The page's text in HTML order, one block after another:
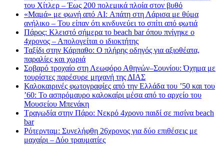
του Χίτλερ – Έως 200 πολεμικά πλοία στον βυθό
«Μαμά» με φωνή από AI: Απάτη στη Λάρισα με θύμα
ανήλικο – Του είπαν ότι κινδυνεύει το σπίτι από φωτιά
Πάρος: Κλειστό σήμερα το beach bar όπου πνίγηκε ο
4χρονος – Απολογείται ο ιδιοκτήτης
Ταξίδι στην Κάρπαθο: Ο πλήρης οδηγός για αξιοθέατα,
παραλίες και χωριά
Σοβαρό τροχαίο στη Λεωφόρο Αθηνών–Σουνίου: Όχημα με
τουρίστες παρέσυρε μηχανή της ΔΙΑΣ
Καλοκαιρινές φωτογραφίες από την Ελλάδα του ’50 και του
’60: Το ασπρόμαυρο καλοκαίρι μέσα από το αρχείο του
Μουσείου Μπενάκη
Τραγωδία στην Πάρο: Νεκρό 4χρονο παιδί σε πισίνα beach
bar
Ρότερνταμ: Συνελήφθη 26χρονος για δύο επιθέσεις με
μαχαίρι – Δύο τραυματίες